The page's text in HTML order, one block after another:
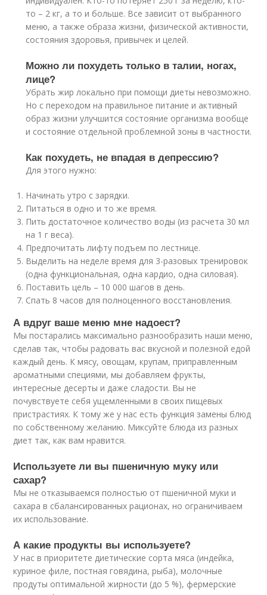
то – 2 кг, а то и больше. Все зависит от выбранного
меню, а также образа жизни, физической активности,
состояния здоровья, привычек и целей.
Можно ли похудеть только в талии, ногах,
лице?
Убрать жир локально при помощи диеты невозможно.
Но с переходом на правильное питание и активный
образ жизни улучшится состояние организма вообще
и состояние отдельной проблемной зоны в частности.
Как похудеть, не впадая в депрессию?
Для этого нужно:
Начинать утро с зарядки.
Питаться в одно и то же время.
Пить достаточное количество воды (из расчета 30 мл
на 1 г веса).
Предпочитать лифту подъем по лестнице.
Выделить на неделе время для 3-разовых тренировок
(одна функциональная, одна кардио, одна силовая).
Поставить цель – 10 000 шагов в день.
Спать 8 часов для полноценного восстановления.
А вдруг ваше меню мне надоест?
Мы постарались максимально разнообразить наши меню,
сделав так, чтобы радовать вас вкусной и полезной едой
каждый день. К мясу, овощам, крупам, приправленным
ароматными специями, мы добавляем фрукты,
интересные десерты и даже сладости. Вы не
почувствуете себя ущемленными в своих пищевых
пристрастиях. К тому же у нас есть функция замены блюд
по собственному желанию. Миксуйте блюда из разных
диет так, как вам нравится.
Используете ли вы пшеничную муку или
сахар?
Мы не отказываемся полностью от пшеничной муки и
сахара в сбалансированных рационах, но ограничиваем
их использование.
А какие продукты вы используете?
У нас в приоритете диетические сорта мяса (индейка,
куриное филе, постная говядина, рыба), молочные
продуты оптимальной жирности (до 5 %), фермерские